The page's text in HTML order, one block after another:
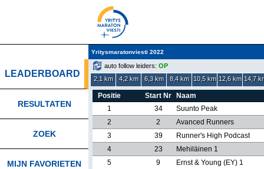
Yritysmaratonviesti 2022
LEADERBOARD
RESULTATEN
ZOEK
MIJN FAVORIETEN
auto follow leiders: OP
2,1 km
4,2 km 6,3 km 8,4 km 10,5 km 12,6 km 14,7
Positie Start Nr
Naam
1
34
Suunto Peak
2
2
Avanced Runners
3
39
Runner's High Podcast
4
23
Mehiläinen 1
5
9
Ernst & Young (EY) 1